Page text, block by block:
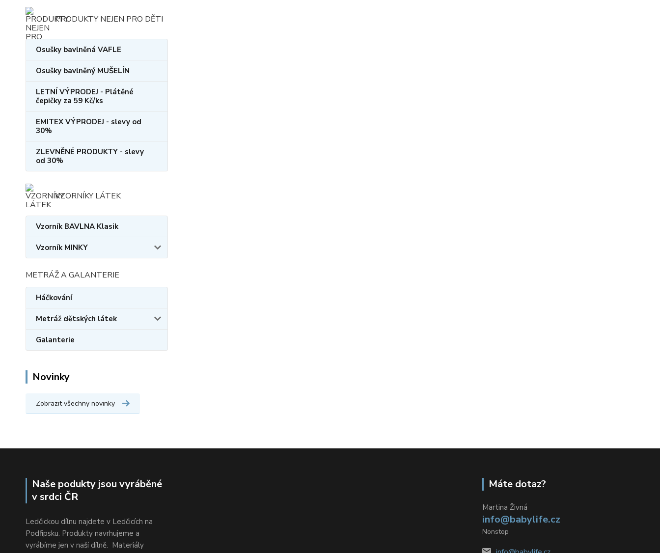
PRODUKTY NEJEN PRO DĚTI
Osušky bavlněná VAFLE
Osušky bavlněný MUŠELÍN
LETNÍ VÝPRODEJ - Plátěné
čepičky za 59 Kč/ks
EMITEX VÝPRODEJ - slevy od
30%
ZLEVNĚNÉ PRODUKTY - slevy
od 30%
VZORNÍKY LÁTEK
Vzorník BAVLNA Klasik
Vzorník MINKY
METRÁŽ A GALANTERIE
Háčkování
Metráž dětských látek
Galanterie
Novinky
Zobrazit všechny novinky
Naše podukty jsou vyráběné
v srdci ČR
Ledčickou dílnu najdete v Ledčicích na
Podřipsku. Produkty navrhujeme a
vyrábíme jen v naší dílně. Materiály
Máte dotaz?
Martina Živná
info@babylife.cz
Nonstop